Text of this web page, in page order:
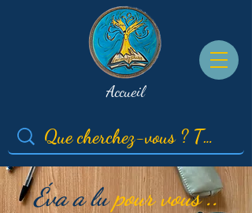
Accueil
Éva a lupour vous ..